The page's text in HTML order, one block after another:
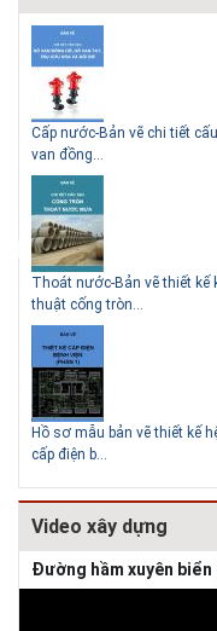
Những ngôi nhà một tầng
tiền vẫn đẹp
Thiết kế nhà siêu nhỏ độc
Cấp nước-Bản vẽ chi tiết
van đồng...
Thoát nước-Bản vẽ thiết kế
thuật cống tròn...
Hồ sơ mẫu bản vẽ thiết kế
cấp điện b...
Video xây dựng
Đường hầm xuyên biển